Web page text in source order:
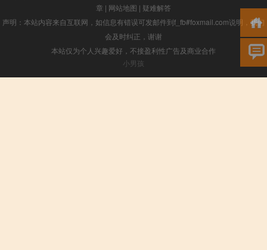
章 | 网站地图 | 疑难解答
声明：本站内容来自互联网，如信息有错误可发邮件到f_fb#foxmail.com说明，我们
会及时纠正，谢谢
本站仅为个人兴趣爱好，不接盈利性广告及商业合作
小男孩